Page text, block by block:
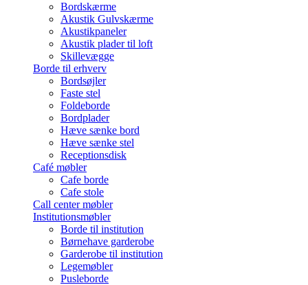
Bordskærme
Akustik Gulvskærme
Akustikpaneler
Akustik plader til loft
Skillevægge
Borde til erhverv
Bordsøjler
Faste stel
Foldeborde
Bordplader
Hæve sænke bord
Hæve sænke stel
Receptionsdisk
Café møbler
Cafe borde
Cafe stole
Call center møbler
Institutionsmøbler
Borde til institution
Børnehave garderobe
Garderobe til institution
Legemøbler
Pusleborde